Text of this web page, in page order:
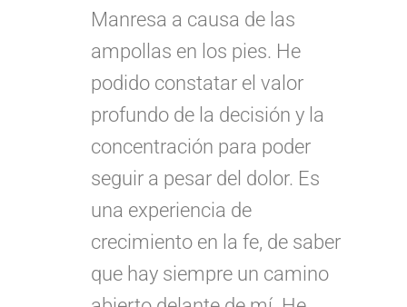
Manresa a causa de las
ampollas en los pies. He
podido constatar el valor
profundo de la decisión y la
concentración para poder
seguir a pesar del dolor. Es
una experiencia de
crecimiento en la fe, de saber
que hay siempre un camino